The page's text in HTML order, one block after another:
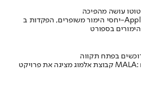
בספורט
בפתח תקווה
קבוצת אלמוג מציגה את פרויקט MALA: מגדלי הפרימיום האחרונים